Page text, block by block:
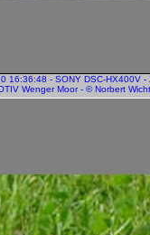
16:36:48 - SONY DSC-HX400V -
Wenger Moor - © Norbert